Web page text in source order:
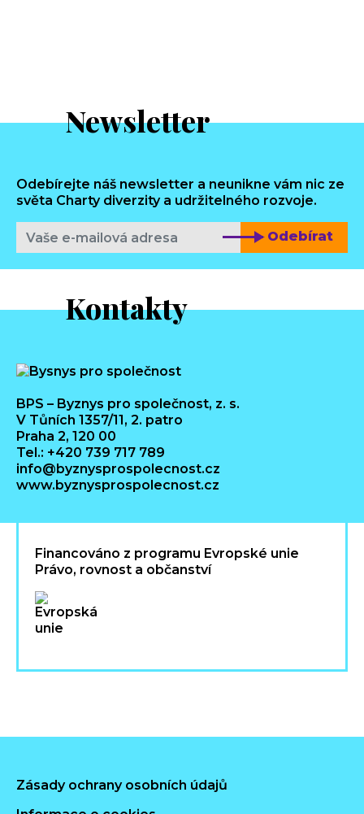
Newsletter
Odebírejte náš newsletter a neunikne vám nic ze
světa Charty diverzity a udržitelného rozvoje.
Odebírat
Kontakty
BPS – Byznys pro společnost, z. s.
V Tůních 1357/11, 2. patro
Praha 2, 120 00
Tel.: +420 739 717 789
info@byznysprospolecnost.cz
www.byznysprospolecnost.cz
Financováno z programu Evropské unie
Právo, rovnost a občanství
Zásady ochrany osobních údajů